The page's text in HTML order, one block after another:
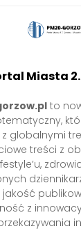
Miasta
to
globalnymi
treści z
jakość
z